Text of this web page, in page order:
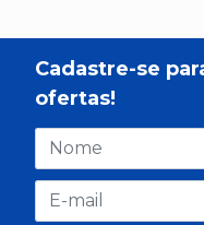
Cadastre-se
ofertas!